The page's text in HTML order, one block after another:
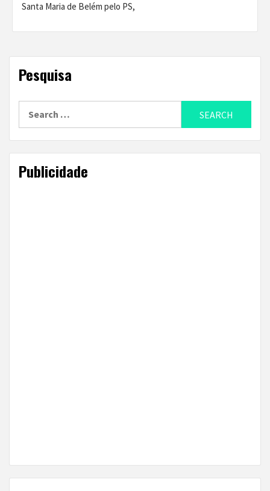
Santa Maria de Belém pelo PS,
Pesquisa
Publicidade